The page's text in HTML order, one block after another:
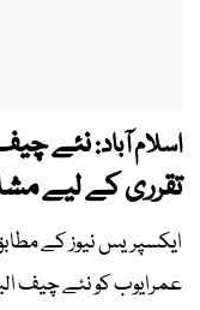
اسلام آباد:
تقرری کے لیے
ایکسپریس نیوز کے